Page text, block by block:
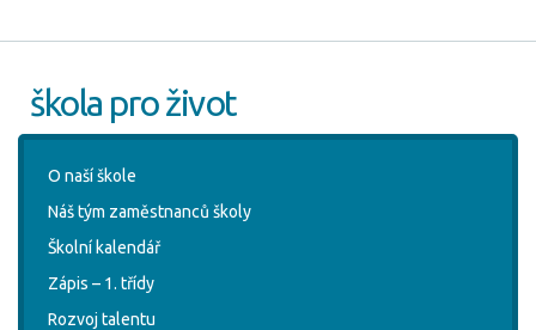
škola pro život
O naší škole
Náš tým zaměstnanců školy
Školní kalendář
Zápis – 1. třídy
Rozvoj talentu